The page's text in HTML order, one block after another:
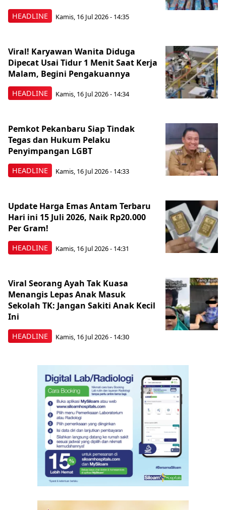
HEADLINE Kamis, 16 Jul 2026 - 14:35
HEADLINE
Viral! Karyawan Wanita Diduga
Dipecat Usai Tidur 1 Menit Saat Kerja
Malam, Begini Pengakuannya
Kamis, 16 Jul 2026 - 14:34
HEADLINE
Pemkot Pekanbaru Siap Tindak
Tegas dan Hukum Pelaku
Penyimpangan LGBT
Kamis, 16 Jul 2026 - 14:33
HEADLINE
Update Harga Emas Antam Terbaru
Hari ini 15 Juli 2026, Naik Rp20.000
Per Gram!
Kamis, 16 Jul 2026 - 14:31
HEADLINE
Viral Seorang Ayah Tak Kuasa
Menangis Lepas Anak Masuk
Sekolah TK: Jangan Sakiti Anak Kecil
Ini
Kamis, 16 Jul 2026 - 14:30